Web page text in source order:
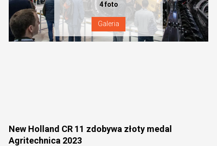
New Holland CR 11 zdobywa złoty medal
Agritechnica 2023